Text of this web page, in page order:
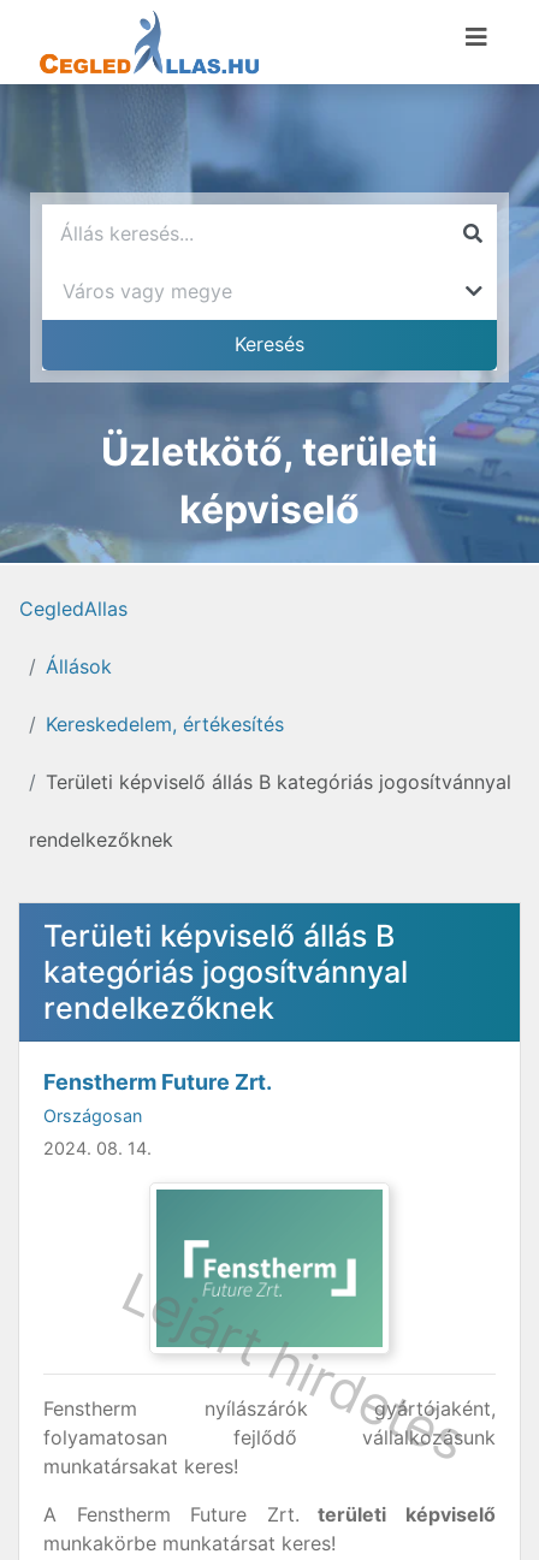
Üzletkötő, területi
képviselő
CegledAllas
Állások
Kereskedelem, értékesítés
Területi képviselő állás B kategóriás jogosítvánnyal
rendelkezőknek
Területi képviselő állás B
kategóriás jogosítvánnyal
rendelkezőknek
Fenstherm Future Zrt.
Országosan
2024. 08. 14.
Fenstherm nyílászárók gyártójaként,
folyamatosan fejlődő vállalkozásunk
munkatársakat keres!
A Fenstherm Future Zrt. területi képviselő
munkakörbe munkatársat keres!